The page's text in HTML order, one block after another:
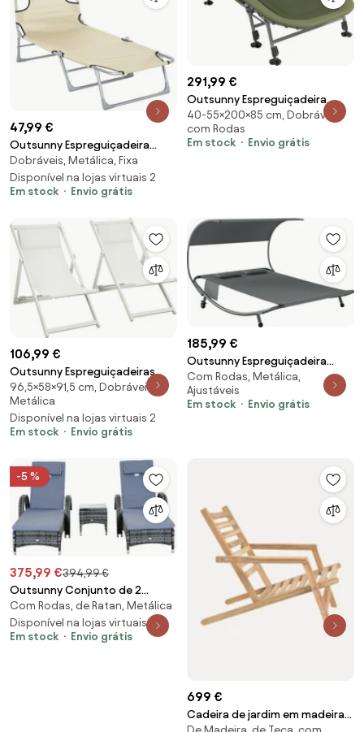
47,99 €
Outsunny Espreguiçadeira
Jardim Dobrável de Praia
Reclinável Orifício Leitura Apoio
Cabeça Encosto Confortável
Portugal
Dobráveis, Metálica, Fixa
Disponível na lojas virtuais 2
Em stock
Envio grátis
291,99 €
Outsunny Espreguiçadeira
Cama de Campanha Cama
Portátil, 200 x 85 x 40-55 cm,
Verde | Aosom Portugal
40-55×200×85 cm, Dobráveis,
com Rodas
Em stock
Envio grátis
106,99 €
Outsunny Espreguiçadeiras
Dobráveis Conjunto 2 Encosto
Reclinável 5 Posições Apoio
Cabeça Confortáveis Jardim
Praia 58x96,5x91,5 cm Branco |
96,5×58×91,5 cm, Dobráveis,
Metálica
Disponível na lojas virtuais 2
Em stock
Envio grátis
185,99 €
Outsunny Espreguiçadeira
Dupla com Toldo Removível,
Rodas, Almofadas e Bolsos
Porta-objetos, Cinza | Aosom
Com Rodas, Metálica,
Ajustáveis
Em stock
Envio grátis
-5 %
375,99 €394,99 €
Outsunny Conjunto de 2
Espreguiçadeiras com Mesa de
Vime Chaise Longue Almofadas
Acolchoadas para Jardim Cinza
Com Rodas, de Ratan, Metálica
Disponível na lojas virtuais 2
Em stock
Envio grátis
699 €
Cadeira de jardim em madeira